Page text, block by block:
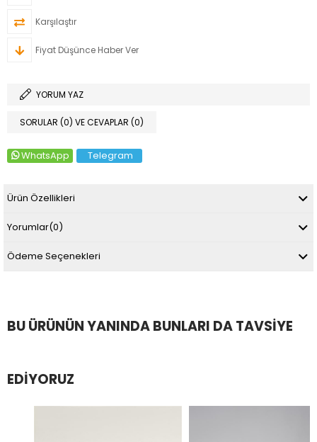
Karşılaştır
Fiyat Düşünce Haber Ver
YORUM YAZ
SORULAR (0) VE CEVAPLAR (0)
WhatsApp Telegram
Ürün Özellikleri
Yorumlar(0)
Ödeme Seçenekleri
BU ÜRÜNÜN YANINDA BUNLARI DA TAVSIYE
EDIYORUZ